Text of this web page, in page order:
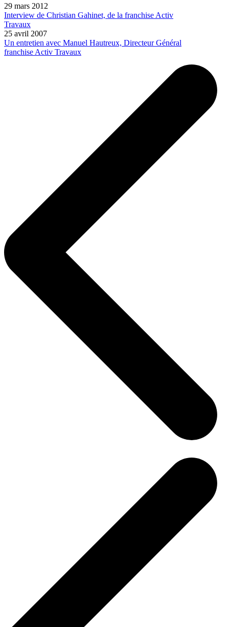
29 mars 2012
Interview de Christian Gahinet, de la franchise Activ
Travaux
25 avril 2007
Un entretien avec Manuel Hautreux, Directeur Général
franchise Activ Travaux